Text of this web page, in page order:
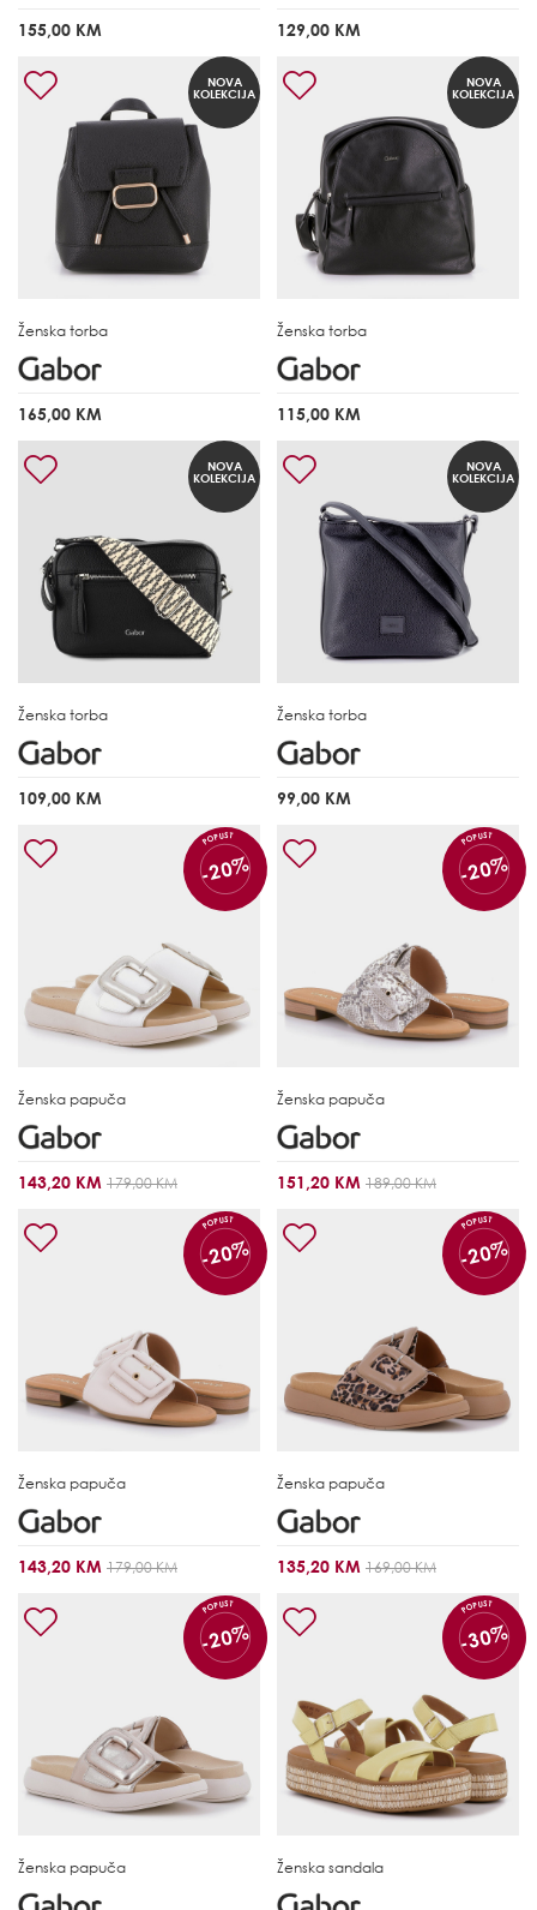
155,00 KM 129,00 KM
NOVA
KOLEKCIJA
Ženska torba
165,00 KM
NOVA
KOLEKCIJA
Ženska torba
115,00 KM
NOVA
KOLEKCIJA
Ženska torba
109,00 KM
NOVA
KOLEKCIJA
Ženska torba
99,00 KM
POPUST
-20%
Ženska papuča
143,20 KM 179,00 KM
POPUST
-20%
Ženska papuča
151,20 KM 189,00 KM
POPUST
-20%
Ženska papuča
143,20 KM 179,00 KM
POPUST
-20%
Ženska papuča
135,20 KM 169,00 KM
POPUST
-20%
Ženska papuča
POPUST
-30%
Ženska sandala